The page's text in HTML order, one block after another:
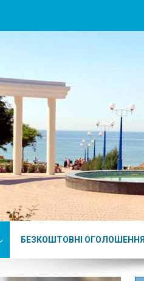
БЕЗКОШТОВНІ ОГОЛОШЕННЯ